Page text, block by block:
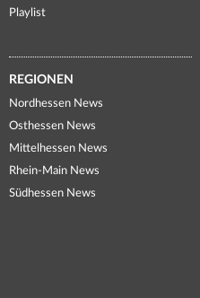
Playlist
REGIONEN
Nordhessen News
Osthessen News
Mittelhessen News
Rhein-Main News
Südhessen News